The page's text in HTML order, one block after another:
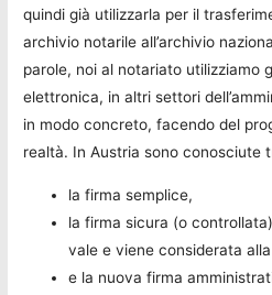
quindi già utilizzarla per il
archivio notarile all’archivio
parole, noi al notariato utilizziamo
elettronica, in altri settori
in modo concreto, facendo del
realtà. In Austria sono conosciute
la firma semplice,
la firma sicura (o
vale e viene considerata
e la nuova firma